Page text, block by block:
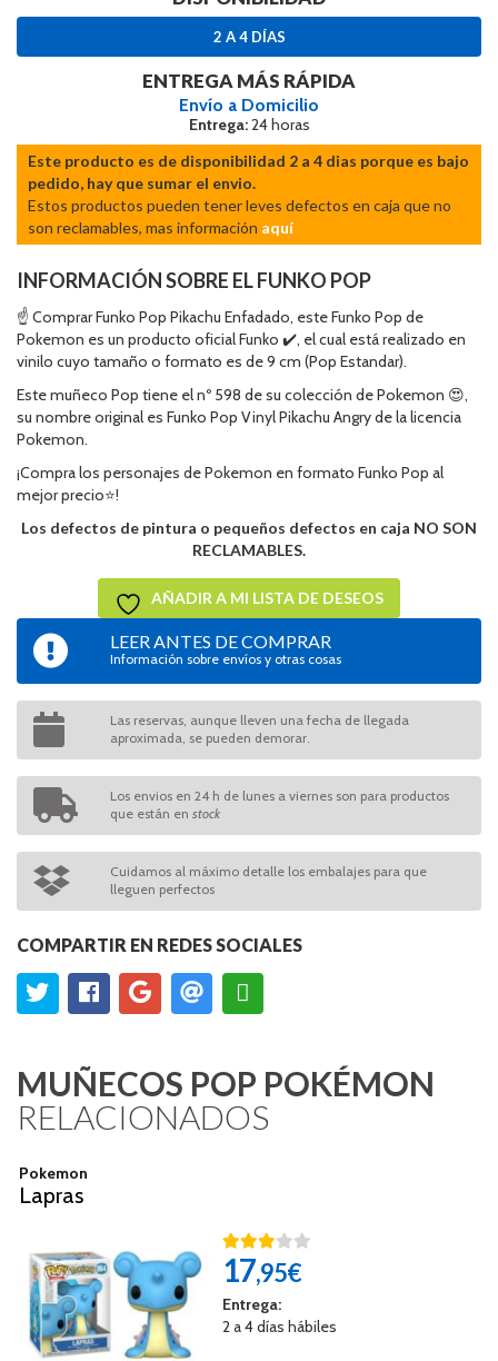
2 A 4 DÍAS
ENTREGA MÁS RÁPIDA
Envío a Domicilio
Entrega:24 horas
Este producto es de disponibilidad 2 a 4 dias porque es bajo
pedido, hay que sumar el envio.
Estos productos pueden tener leves defectos en caja que no
son reclamables, mas información aquí
INFORMACIÓN SOBRE EL FUNKO POP
☝ Comprar Funko Pop Pikachu Enfadado, este Funko Pop de
Pokemon es un producto oficial Funko ✔️, el cual está realizado en
vinilo cuyo tamaño o formato es de 9 cm (Pop Estandar).
Este muñeco Pop tiene el nº 598 de su colección de Pokemon 😍,
su nombre original es Funko Pop Vinyl Pikachu Angry de la licencia
Pokemon.
¡Compra los personajes de Pokemon en formato Funko Pop al
mejor precio⭐!
Los defectos de pintura o pequeños defectos en caja NO SON
RECLAMABLES.
AÑADIR A MI LISTA DE DESEOS
LEER ANTES DE COMPRAR
Información sobre envíos y otras cosas
Las reservas, aunque lleven una fecha de llegada
aproximada, se pueden demorar.
Los envios en 24 h de lunes a viernes son para productos
que están en stock
Cuidamos al máximo detalle los embalajes para que
lleguen perfectos
COMPARTIR EN REDES SOCIALES
MUÑECOS POP POKÉMON
RELACIONADOS
Pokemon
Lapras
17,95€
Entrega:
2 a 4 días hábiles